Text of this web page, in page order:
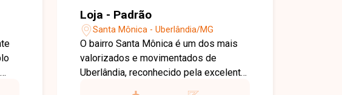
Loja - Padrão
Santa Mônica - Uberlândia/MG
O bairro Santa Mônica é um dos mais
valorizados e movimentados de
Uberlândia, reconhecido pela excelente